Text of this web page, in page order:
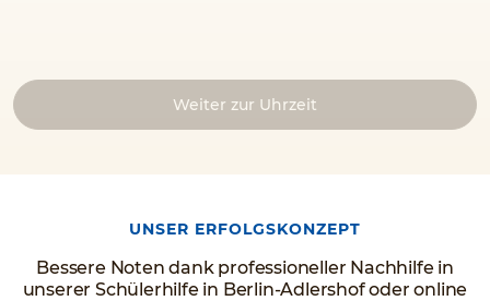
Weiter zur Uhrzeit
UNSER ERFOLGSKONZEPT
Bessere Noten dank professioneller Nachhilfe in
unserer Schülerhilfe in Berlin-Adlershof oder online